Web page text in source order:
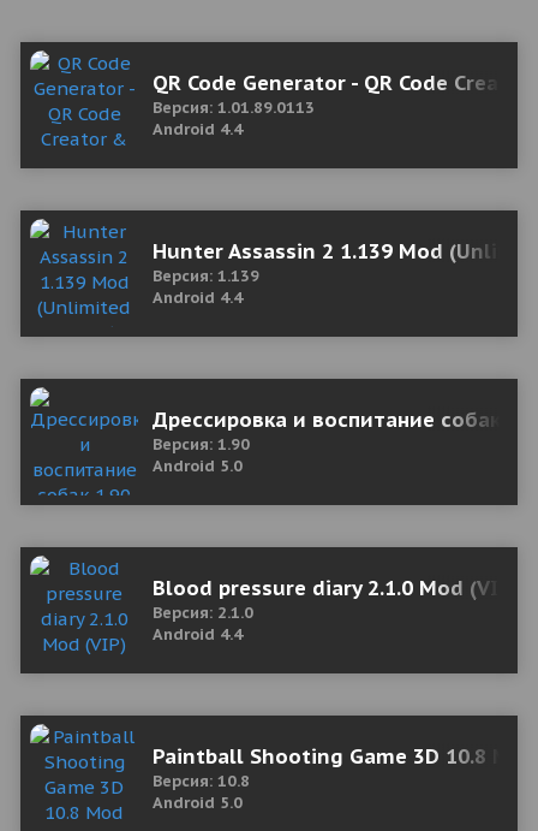
QR Code Generator - QR Code
Версия: 1.01.89.0113
Android 4.4
Hunter Assassin 2 1.139 Mod
Версия: 1.139
Android 4.4
Дрессировка и воспитание собак
Версия: 1.90
Android 5.0
Blood pressure diary 2.1.0 Mod (VIP)
Версия: 2.1.0
Android 4.4
Paintball Shooting Game 3D 10.8
Версия: 10.8
Android 5.0